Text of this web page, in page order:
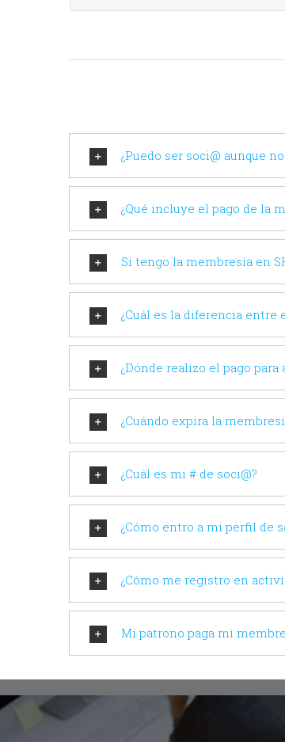
¿Puedo ser soci@ aunque
¿Qué incluye el pago de la
Si tengo la membresía en
¿Cuál es la diferencia entre
¿Dónde realizo el pago
¿Cuándo expira la
¿Cuál es mi # de soci@?
¿Cómo entro a mi perfil de
¿Cómo me registro en
Mi patrono paga mi